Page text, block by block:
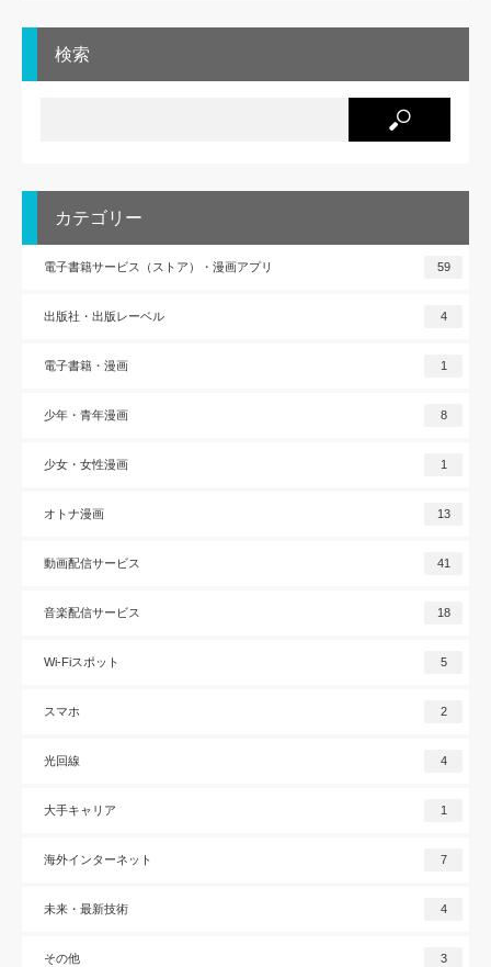
検索
カテゴリー
電子書籍サービス（ストア）・漫画アプリ 59
出版社・出版レーベル 4
電子書籍・漫画 1
少年・青年漫画 8
少女・女性漫画 1
オトナ漫画 13
動画配信サービス 41
音楽配信サービス 18
Wi-Fiスポット 5
スマホ 2
光回線 4
大手キャリア 1
海外インターネット 7
未来・最新技術 4
その他 3